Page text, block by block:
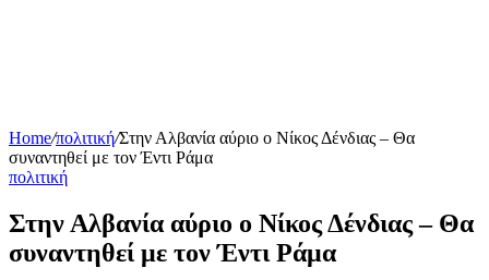
Home/πολιτική/Στην Αλβανία αύριο ο Νίκος Δένδιας – Θα
συναντηθεί με τον Έντι Ράμα
πολιτική
Στην Αλβανία αύριο ο Νίκος Δένδιας – Θα
συναντηθεί με τον Έντι Ράμα